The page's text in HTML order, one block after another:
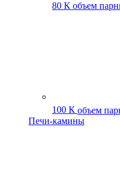
80 К объем
100 К объем
Печи-камины